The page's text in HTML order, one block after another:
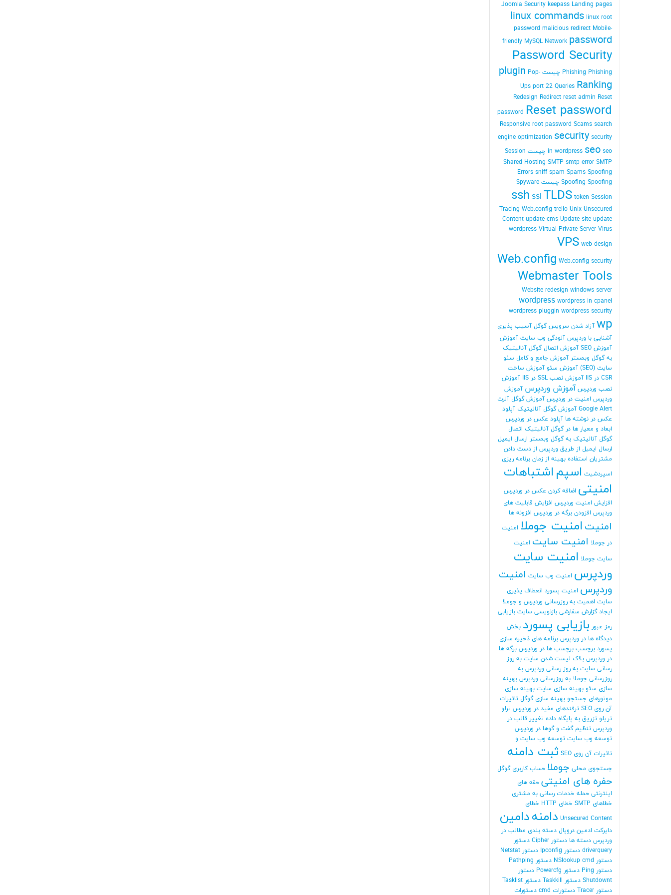
Joomla Security keepass Landing pages
linux commands linux root
password malicious redirect Mobile-
friendly MySQL Network password
Password Security
Phishing Phishing چیست plugin Pop-
Ups port 22 Queries Ranking
Redesign Redirect reset admin Reset
password Reset password
Responsive root password Scams search
engine optimization security security
in wordpress seo seo چیست
Session
Shared Hosting SMTP smtp error SMTP
Errors sniff spam Spams Spoofing
Spoofing Spoofing چیست
Spyware
ssh ssl TLDS token Session
Tracing Web.config trello Unix Unsecured
Content update cms Update site update
wordpress Virtual Private Server Virus
VPS web design
Web.config Web.config security
Webmaster Tools
Website redesign windows server
wordpress wordpress in cpanel
wordpress pluggin wordpress security
wp آزاد شدن سرویس گوگل آسیب پذیری
آشنایی با وردپرس آلودگی وب سایت آموزش
آموزش SEO
آموزش اتصال گوگل آنالیتیک
به گوگل وبمستر آموزش جامع و کامل سئو
سایت (SEO)
آموزش سئو آموزش ساخت
CSR در IIS
آموزش نصب SSL در IIS
آموزش
نصب وردپرس آموزش وردپرس آموزش
وردپرس امنیت در وردپرس آموزش گوگل آلرت
Google Alert آموزش گوگل آنالیتیک آپلود
عکس در نوشته ها آپلود عکس در وردپرس
ابعاد و معیار ها در گوگل آنالیتیک اتصال
گوگل آنالیتیک به گوگل وبمستر ارسال ایمیل
ارسال ایمیل از طریق وردپرس از دست دادن
مشتریان استفاده بهینه از زمان برنامه ریزی
اسپردشیت اسپم اشتباهات
امنیتی اضافه کردن عکس در وردپرس
افزایش امنیت وردپرس افزایش قابلیت های
وردپرس افزودن برگه در وردپرس افزونه ها
امنیت امنیت جوملا امنیت
در جوملا امنیت سایت امنیت
سایت جوملا امنیت سایت
وردپرس امنیت وب سایت امنیت
وردپرس امنیت پسورد انعطاف پذیری
سایت اهمیت به روزرسانی وردپرس و جوملا
ایجاد گزارش سفارشی بازنویسی سایت بازیابی
رمز عبور بازیابی پسورد بخش
دیدگاه ها در وردپرس برنامه های ذخیره سازی
پسورد برچسب برچسب ها در وردپرس برگه ها
در وردپرس بلاک لیست شدن سایت به روز
رسانی سایت به روز رسانی وردپرس به
روزرسانی جوملا به روزرسانی وردپرس بهینه
سازی سئو بهینه سازی سایت بهینه سازی
موتورهای جستجو بهینه سازی گوگل تاثیرات
آن روی SEO
ترفندهای مفید در وردپرس ترلو
تریلو تزریق به پایگاه داده تغییر قالب در
وردپرس تنظیم گفت و گوها در وردپرس
توسعه وب سایت توسعه وب سایت و
تاثیرات آن روی SEO
ثبت دامنه
جستجوی محلی جوملا حساب کاربری گوگل
حفره های امنیتی حقه های
اینترنتی حمله خدمات رسانی به مشتری
خطاهای SMTP
خطای HTTP
خطای
Unsecured Content دامنهدامین
دایرکت ادمین دروپال دسته بندی مطالب در
وردپرس دسته ها دستور Cipher
دستور
driverquery دستور Ipconfig
دستور Netstat
دستور NSlookup cmd
دستور Pathping
دستور Ping
دستور Powercfg
دستور
Shutdownt دستور Taskkill
دستور Tasklist
دستور Tracer
دستورات cmd دستورات